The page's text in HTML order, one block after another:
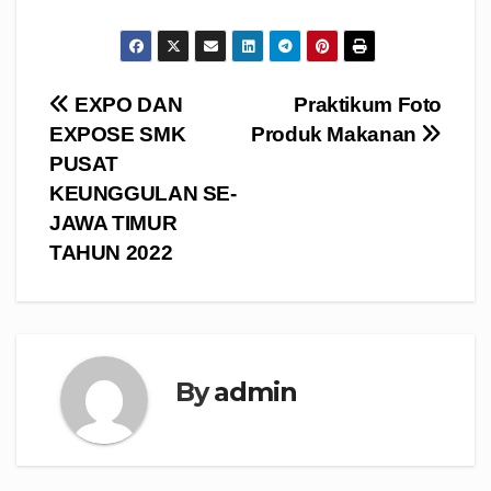
Navigasi
pos
Praktikum Foto
Produk Makanan
EXPO DAN
EXPOSE SMK
PUSAT
KEUNGGULAN SE-
JAWA TIMUR
TAHUN 2022
Byadmin